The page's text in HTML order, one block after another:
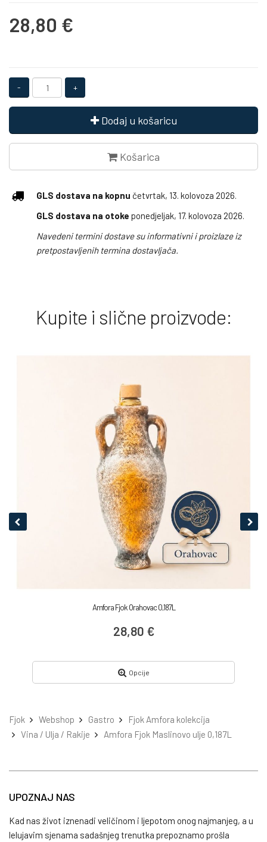
28,80 €
Dodaj u košaricu
Košarica
GLS dostava na kopnu četvrtak, 13. kolovoza 2026.
GLS dostava na otoke ponedjeljak, 17. kolovoza 2026.
Navedeni termini dostave su informativni i proizlaze iz
pretpostavljenih termina dostavljača.
Kupite i slične proizvode:
Amfora Fjok Orahovac 0,187L
28,80 €
Opcije
Fjok Webshop Gastro
Fjok Amfora kolekcija
Vina / Ulja / Rakije
Amfora Fjok Maslinovo ulje 0,187L
UPOZNAJ NAS
Kad nas život iznenadi veličinom i ljepotom onog najmanjeg, a u
lelujavim sjenama sadašnjeg trenutka prepoznamo prošla